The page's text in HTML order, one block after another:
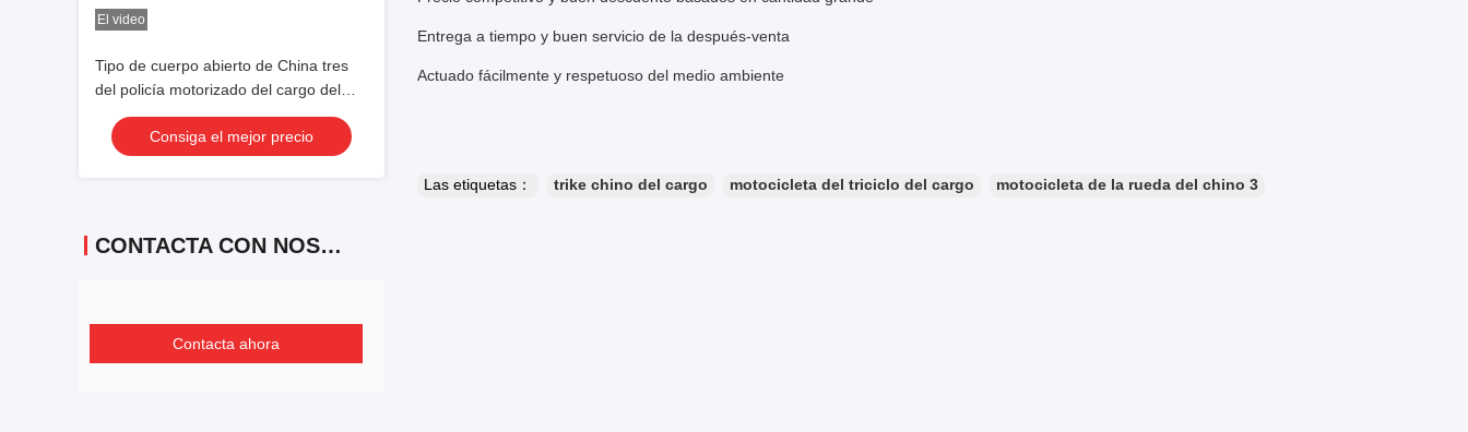
El video
Tipo de cuerpo abierto de China tres
del policía motorizado del cargo del
triciclo anaranjado del motor 9kw
Consiga el mejor precio
CONTACTA CON NOSOTROS
Contacta ahora
Entrega a tiempo y buen servicio de la después-venta
Actuado fácilmente y respetuoso del medio ambiente
Las etiquetas： trike chino del cargo motocicleta del triciclo del cargo motocicleta de la rueda del chino 3